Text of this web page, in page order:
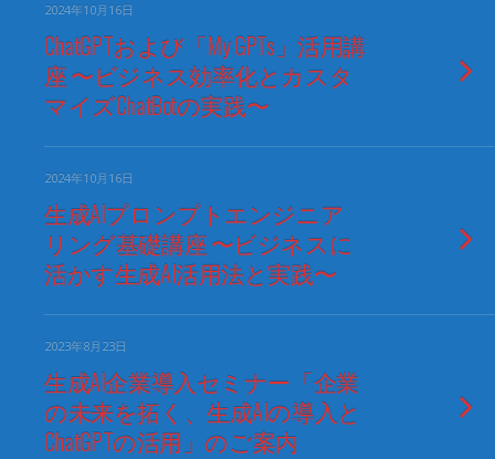
2024年10月16日
ChatGPTおよび「My GPTs」活用講
座 〜ビジネス効率化とカスタ
マイズChatBotの実践〜
2024年10月16日
生成AIプロンプトエンジニア
リング基礎講座 〜ビジネスに
活かす生成AI活用法と実践〜
2023年8月23日
生成AI企業導入セミナー「企業
の未来を拓く、生成AIの導入と
ChatGPTの活用」のご案内